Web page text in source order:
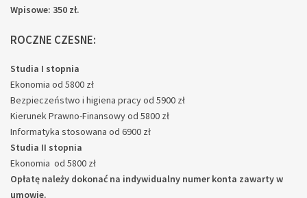
Wpisowe: 350 zł.
ROCZNE CZESNE:
Studia I stopnia
Ekonomia od 5800 zł
Bezpieczeństwo i higiena pracy od 5900 zł
Kierunek Prawno-Finansowy od 5800 zł
Informatyka stosowana od 6900 zł
Studia II stopnia
Ekonomia od 5800 zł
Opłatę należy dokonać na indywidualny numer konta zawarty w
umowie.